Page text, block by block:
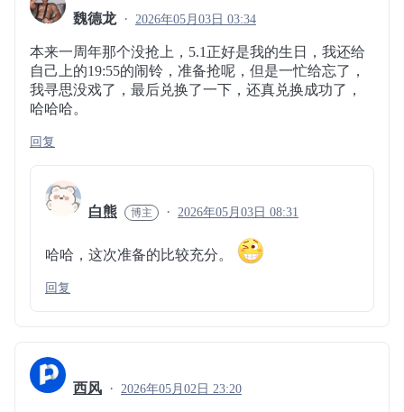
魏德龙 2026年05月03日 03:34
本来一周年那个没抢上，5.1正好是我的生日，我还给
自己上的19:55的闹铃，准备抢呢，但是一忙给忘了，
我寻思没戏了，最后兑换了一下，还真兑换成功了，
哈哈哈。
回复
白熊 2026年05月03日 08:31
哈哈，这次准备的比较充分。
回复
西风 2026年05月02日 23:20